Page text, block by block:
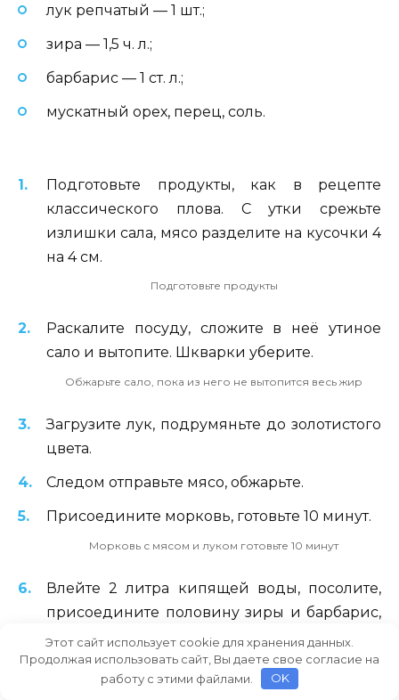
лук репчатый — 1 шт.;
зира — 1,5 ч. л.;
барбарис — 1 ст. л.;
мускатный орех, перец, соль.
Подготовьте продукты, как в рецепте
классического плова. С утки срежьте
излишки сала, мясо разделите на кусочки 4
на 4 см.
Подготовьте продукты
Раскалите посуду, сложите в неё утиное
сало и вытопите. Шкварки уберите.
Обжарьте сало, пока из него не вытопится весь жир
Загрузите лук, подрумяньте до золотистого
цвета.
Следом отправьте мясо, обжарьте.
Присоедините морковь, готовьте 10 минут.
Морковь с мясом и луком готовьте 10 минут
Влейте 2 литра кипящей воды, посолите,
присоедините половину зиры и барбарис,
варите при среднем нагреве 40 минут.
Всыпьте рис, добавьте остатки зиры и воды
на фалангу пальца выше риса.
Этот сайт использует cookie для хранения данных.
Продолжая использовать сайт, Вы даете свое согласие на
работу с этими файлами.
OK